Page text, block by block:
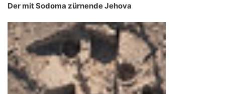
Der mit Sodoma zürnende Jehova